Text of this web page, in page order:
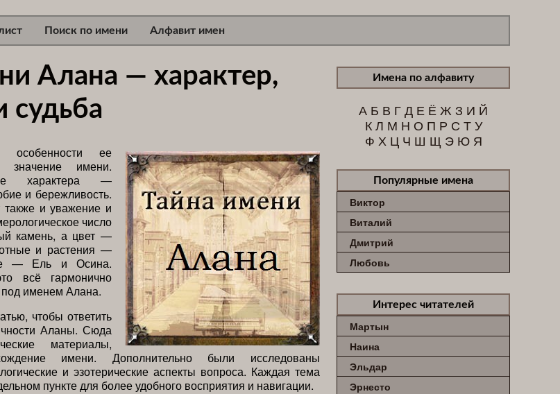
Поиск по имени Алфавит имен
Алана — характер,
судьба
ее
значение имени.
характера —
и бережливость.
и уважение и
число
камень, а цвет —
и растения —
— Ель и Осина.
всё гармонично
под именем Алана.
чтобы ответить
Аланы. Сюда
материалы,
имени. Дополнительно были исследованы
и эзотерические аспекты вопроса. Каждая тема
пункте для более удобного восприятия и навигации.
Имена по алфавиту
А Б В ГД Е Ё Ж З И Й
К Л М Н О П Р С Т У
Ф Х Ц Ч Ш Щ Э Ю Я
Популярные имена
Виктор
Виталий
Дмитрий
Любовь
Интерес читателей
Мартын
Наина
Эльдар
Эрнесто